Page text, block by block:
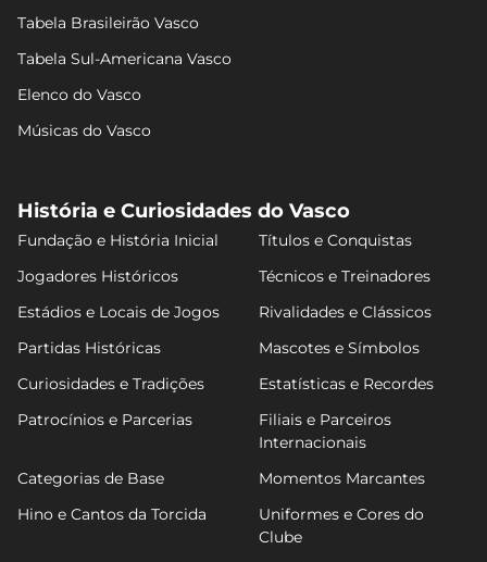
Tabela Brasileirão Vasco
Tabela Sul-Americana Vasco
Elenco do Vasco
Músicas do Vasco
História e Curiosidades do Vasco
Fundação e História Inicial
Títulos e Conquistas
Jogadores Históricos
Técnicos e Treinadores
Estádios e Locais de Jogos
Rivalidades e Clássicos
Partidas Históricas
Mascotes e Símbolos
Curiosidades e Tradições
Estatísticas e Recordes
Patrocínios e Parcerias
Filiais e Parceiros
Internacionais
Categorias de Base
Momentos Marcantes
Hino e Cantos da Torcida
Uniformes e Cores do
Clube